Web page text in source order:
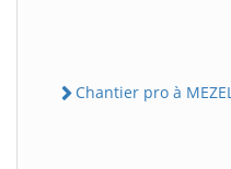
Chantier pro à MEZEL